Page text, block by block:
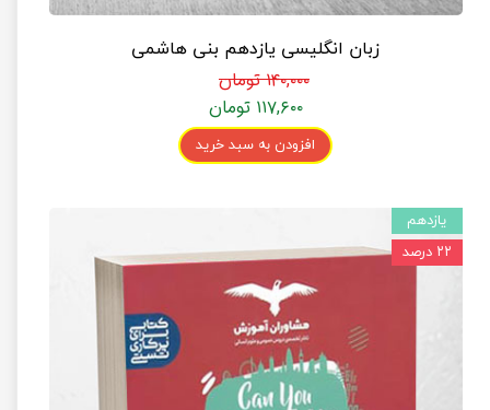
زبان انگلیسی یازدهم بنی هاشمی
۱۴۰,۰۰۰ تومان
۱۱۷,۶۰۰ تومان
افزودن به سبد خرید
یازدهم
۲۲ درصد